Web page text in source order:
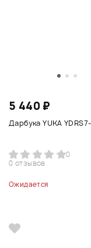
5 440 ₽
Дарбука YUKA YDRS7-
0
0 отзывов
Ожидается